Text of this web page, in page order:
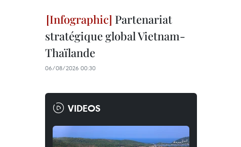
Partenariat
stratégique global Vietnam-
Thaïlande
06/08/2026 00:30
VIDEOS